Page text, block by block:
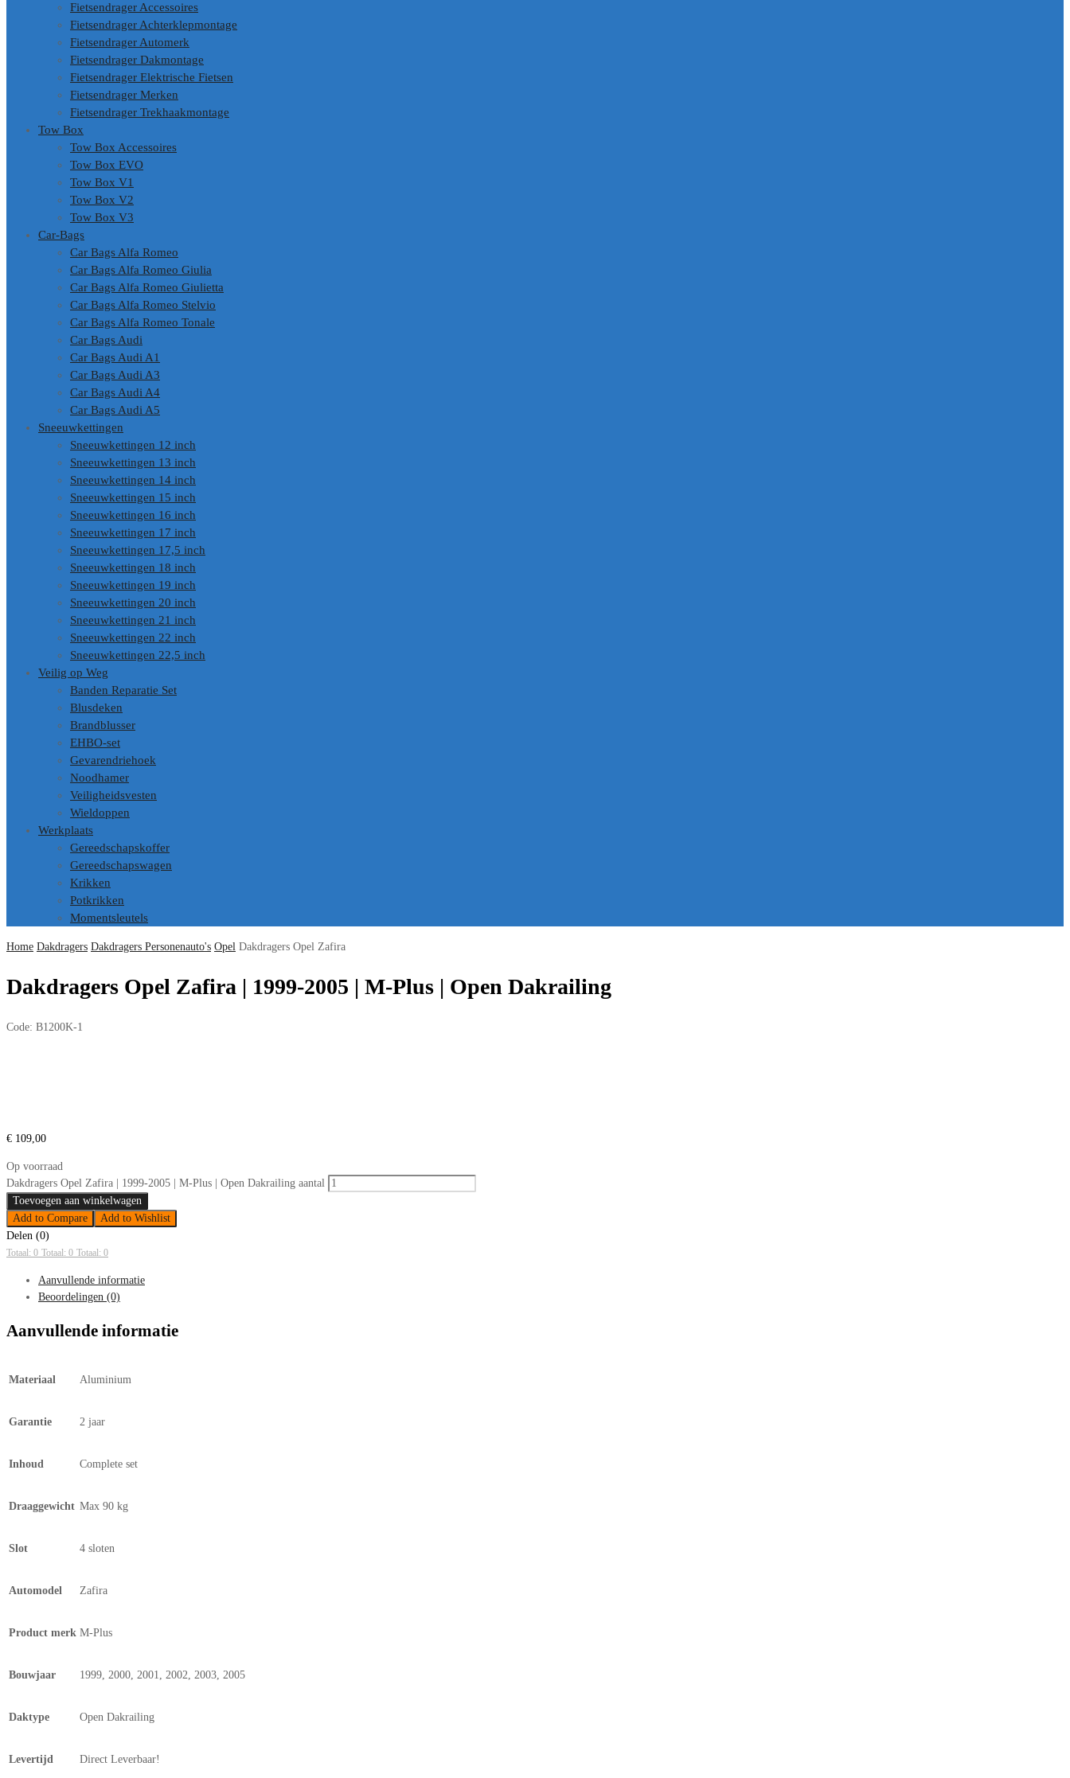
Fietsendrager Accessoires
Fietsendrager Achterklepmontage
Fietsendrager Automerk
Fietsendrager Dakmontage
Fietsendrager Elektrische Fietsen
Fietsendrager Merken
Fietsendrager Trekhaakmontage
Tow Box
Tow Box Accessoires
Tow Box EVO
Tow Box V1
Tow Box V2
Tow Box V3
Car-Bags
Car Bags Alfa Romeo
Car Bags Alfa Romeo Giulia
Car Bags Alfa Romeo Giulietta
Car Bags Alfa Romeo Stelvio
Car Bags Alfa Romeo Tonale
Car Bags Audi
Car Bags Audi A1
Car Bags Audi A3
Car Bags Audi A4
Car Bags Audi A5
Sneeuwkettingen
Sneeuwkettingen 12 inch
Sneeuwkettingen 13 inch
Sneeuwkettingen 14 inch
Sneeuwkettingen 15 inch
Sneeuwkettingen 16 inch
Sneeuwkettingen 17 inch
Sneeuwkettingen 17,5 inch
Sneeuwkettingen 18 inch
Sneeuwkettingen 19 inch
Sneeuwkettingen 20 inch
Sneeuwkettingen 21 inch
Sneeuwkettingen 22 inch
Sneeuwkettingen 22,5 inch
Veilig op Weg
Banden Reparatie Set
Blusdeken
Brandblusser
EHBO-set
Gevarendriehoek
Noodhamer
Veiligheidsvesten
Wieldoppen
Werkplaats
Gereedschapskoffer
Gereedschapswagen
Krikken
Potkrikken
Momentsleutels
Home Dakdragers Dakdragers Personenauto's Opel Dakdragers Opel Zafira
Dakdragers Opel Zafira | 1999-2005 | M-Plus | Open Dakrailing
Code: B1200K-1
€ 109,00
Op voorraad
Dakdragers Opel Zafira | 1999-2005 | M-Plus | Open Dakrailing aantal
Toevoegen aan winkelwagen
Add to Compare
Add to Wishlist
Delen (0)
Totaal: 0 Totaal: 0 Totaal: 0
Aanvullende informatie
Beoordelingen (0)
Aanvullende informatie
Materiaal Aluminium
Garantie 2 jaar
Inhoud Complete set
Draaggewicht Max 90 kg
Slot 4 sloten
Automodel Zafira
Product merk M-Plus
Bouwjaar 1999, 2000, 2001, 2002, 2003, 2005
Daktype Open Dakrailing
Levertijd Direct Leverbaar!